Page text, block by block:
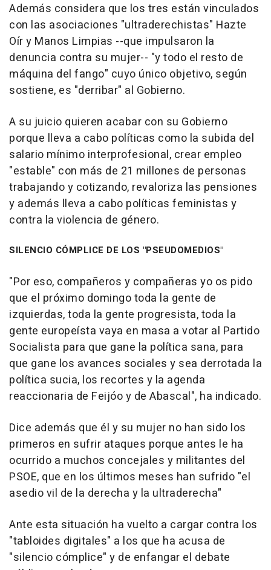
Además considera que los tres están vinculados
con las asociaciones "ultraderechistas" Hazte
Oír y Manos Limpias --que impulsaron la
denuncia contra su mujer-- "y todo el resto de
máquina del fango" cuyo único objetivo, según
sostiene, es "derribar" al Gobierno.
A su juicio quieren acabar con su Gobierno
porque lleva a cabo políticas como la subida del
salario mínimo interprofesional, crear empleo
"estable" con más de 21 millones de personas
trabajando y cotizando, revaloriza las pensiones
y además lleva a cabo políticas feministas y
contra la violencia de género.
SILENCIO CÓMPLICE DE LOS "PSEUDOMEDIOS"
"Por eso, compañeros y compañeras yo os pido
que el próximo domingo toda la gente de
izquierdas, toda la gente progresista, toda la
gente europeísta vaya en masa a votar al Partido
Socialista para que gane la política sana, para
que gane los avances sociales y sea derrotada la
política sucia, los recortes y la agenda
reaccionaria de Feijóo y de Abascal", ha indicado.
Dice además que él y su mujer no han sido los
primeros en sufrir ataques porque antes le ha
ocurrido a muchos concejales y militantes del
PSOE, que en los últimos meses han sufrido "el
asedio vil de la derecha y la ultraderecha"
Ante esta situación ha vuelto a cargar contra los
"tabloides digitales" a los que ha acusa de
"silencio cómplice" y de enfangar el debate